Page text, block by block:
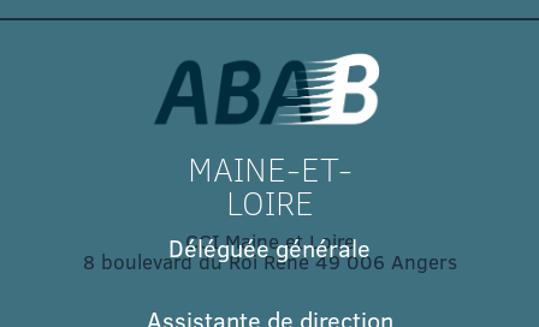
MAINE-ET-
LOIRE
CCI Maine et Loire
8 boulevard du Roi René 49 006 Angers​
Déléguée générale
Assistante de direction